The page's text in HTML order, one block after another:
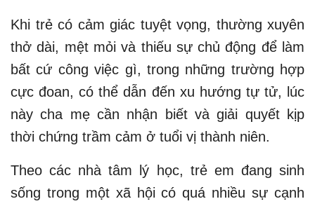
Khi trẻ có cảm giác tuyệt vọng, thường xuyên
thở dài, mệt mỏi và thiếu sự chủ động để làm
bất cứ công việc gì, trong những trường hợp
cực đoan, có thể dẫn đến xu hướng tự tử, lúc
này cha mẹ cần nhận biết và giải quyết kịp
thời chứng trầm cảm ở tuổi vị thành niên.
Theo các nhà tâm lý học, trẻ em đang sinh
sống trong một xã hội có quá nhiều sự cạnh